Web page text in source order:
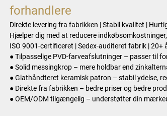
forhandlere
Direkte levering fra fabrikken | Stabil kvalitet |
Hjælper dig med at reducere
ISO 9001-certificeret | Sedex-auditeret fabrik |
● Tilpasselige PVD-farveafslutninger – passer til
● Solid messingkrop – mere holdbar end
● Glathåndteret keramisk patron – stabil ydelse,
● Direkte fra fabrikken – bedre priser og bedre
● OEM/ODM tilgængelig – understøtter din